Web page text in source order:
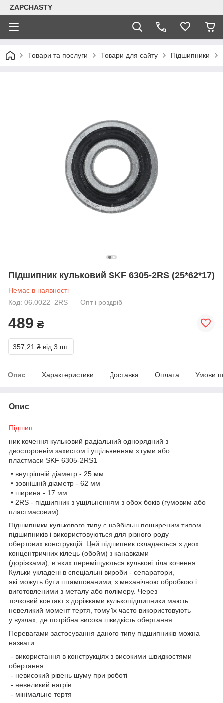
ZAPCHASTY
Товари та послуги Товари для сайту Підшипники
Підшипник кульковий SKF 6305-2RS (25*62*17)
Немає в наявності
Код: 06.0022_2RS
Опт і роздріб
489 ₴
357,21 ₴ від 3 шт.
Опис Характеристики Доставка Оплата Умови
Опис
Підшип
ник кочення кульковий радіальний однорядний з
двостороннім захистом і ущільненням з гуми або
пластмаси SKF 6305-2RS1
• внутрішній діаметр - 25 мм
• зовнішній діаметр - 62 мм
• ширина - 17 мм
• 2RS - підшипник з ущільненням з обох боків (гумовим або
пластмасовим)
Підшипники кулькового типу є найбільш поширеним типом
підшипників і використовуються для різного роду
обертових конструкцій. Цей підшипник складається з двох
концентричних кілець (обойм) з канавками
(доріжками), в яких переміщуються кулькові тіла кочення.
Кульки укладені в спеціальні вироби - сепаратори,
які можуть бути штампованими, з механічною обробкою і
виготовленими з металу або полімеру. Через
точковий контакт з доріжками кулькопідшипники мають
невеликий момент тертя, тому їх часто використовують
у вузлах, де потрібна висока швидкість обертання.
Перевагами застосування даного типу підшипників можна
назвати:
- використання в конструкціях з високими швидкостями
обертання
- невисокий рівень шуму при роботі
- невеликий нагрів
- мінімальне тертя